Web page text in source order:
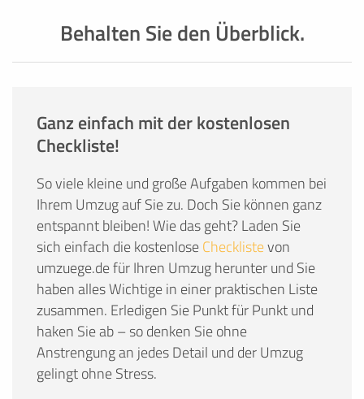
Behalten Sie den Überblick.
Ganz einfach mit der kostenlosen
Checkliste!
So viele kleine und große Aufgaben kommen bei
Ihrem Umzug auf Sie zu. Doch Sie können ganz
entspannt bleiben! Wie das geht? Laden Sie
sich einfach die kostenloseChecklistevon
umzuege.de für Ihren Umzug herunter und Sie
haben alles Wichtige in einer praktischen Liste
zusammen. Erledigen Sie Punkt für Punkt und
haken Sie ab – so denken Sie ohne
Anstrengung an jedes Detail und der Umzug
gelingt ohne Stress.